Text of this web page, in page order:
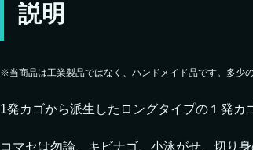
説明
※当商品は工業製品ではなく、ハンドメイド品です。多少
1発カゴから派生したロングタイプの１発カ
コマセは勿論、キビナゴ、小泳がせ、切り身